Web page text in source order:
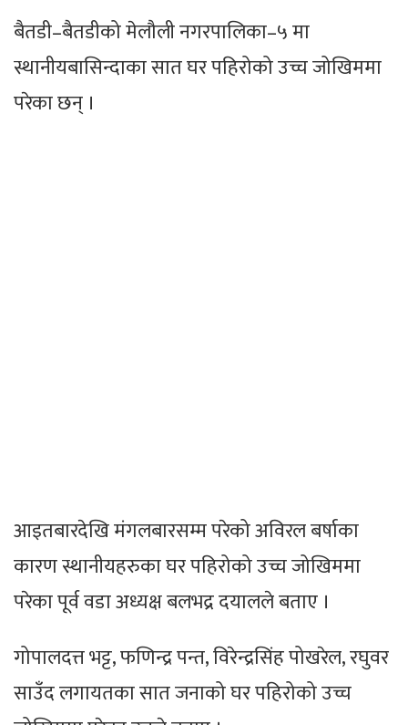
बैतडी–बैतडीको मेलौली नगरपालिका–५ मा
स्थानीयबासिन्दाका सात घर पहिरोको उच्च जोखिममा
परेका छन् ।
आइतबारदेखि मंगलबारसम्म परेको अविरल बर्षाका
कारण स्थानीयहरुका घर पहिरोको उच्च जोखिममा
परेका पूर्व वडा अध्यक्ष बलभद्र दयालले बताए ।
गोपालदत्त भट्ट, फणिन्द्र पन्त, विरेन्द्रसिंह पोखरेल, रघुवर
साउँद लगायतका सात जनाको घर पहिरोको उच्च